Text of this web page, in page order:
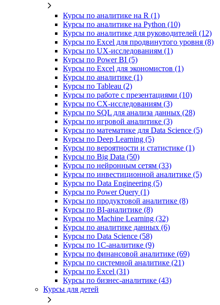
Курсы по аналитике на R (1)
Курсы по аналитике на Python (10)
Курсы по аналитике для руководителей (12)
Курсы по Excel для продвинутого уровня (8)
Курсы по UX‑исследованиям (1)
Курсы по Power BI (5)
Курсы по Excel для экономистов (1)
Курсы по аналитике (1)
Курсы по Tableau (2)
Курсы по работе с презентациями (10)
Курсы по CX-исследованиям (3)
Курсы по SQL для анализа данных (28)
Курсы по игровой аналитике (3)
Курсы по математике для Data Science (5)
Курсы по Deep Learning (5)
Курсы по вероятности и статистике (1)
Курсы по Big Data (50)
Курсы по нейронным сетям (33)
Курсы по инвестиционной аналитике (5)
Курсы по Data Engineering (5)
Курсы по Power Query (1)
Курсы по продуктовой аналитике (8)
Курсы по BI‑аналитике (8)
Курсы по Machine Learning (32)
Курсы по аналитике данных (6)
Курсы по Data Science (58)
Курсы по 1С‑аналитике (9)
Курсы по финансовой аналитике (69)
Курсы по системной аналитике (21)
Курсы по Excel (31)
Курсы по бизнес‑аналитике (43)
Курсы для детей